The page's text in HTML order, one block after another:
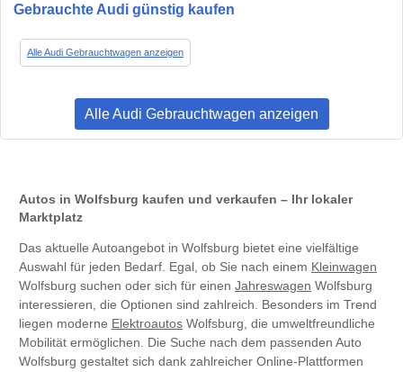
Gebrauchte Audi günstig kaufen
Alle Audi Gebrauchtwagen anzeigen
Alle Audi Gebrauchtwagen anzeigen
Autos in Wolfsburg kaufen und verkaufen – Ihr lokaler
Marktplatz
Das aktuelle Autoangebot in Wolfsburg bietet eine vielfältige
Auswahl für jeden Bedarf. Egal, ob Sie nach einem Kleinwagen
Wolfsburg suchen oder sich für einen Jahreswagen Wolfsburg
interessieren, die Optionen sind zahlreich. Besonders im Trend
liegen moderne Elektroautos Wolfsburg, die umweltfreundliche
Mobilität ermöglichen. Die Suche nach dem passenden Auto
Wolfsburg gestaltet sich dank zahlreicher Online-Plattformen